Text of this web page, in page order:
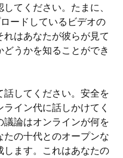
てください。たまに、
ードしているビデオの
はあなたが彼らが見て
うかを知ることができ
してください。安全を
イン代に話しかけてく
論はオンラインが何を
の十代とのオープンな
ます。これはあなたの